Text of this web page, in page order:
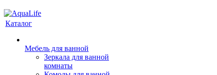
Каталог
Мебель для ванной
Зеркала для ванной
комнаты